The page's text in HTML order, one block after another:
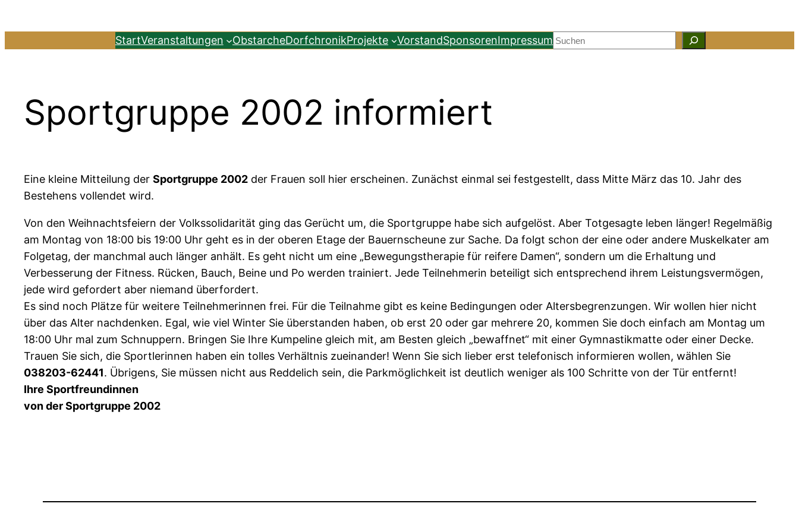
Inhalt
StartVeranstaltungen ObstarcheDorfchronikProjekte VorstandSponsorenImpressum Suchen
Sportgruppe 2002 informiert
Eine kleine Mitteilung der Sportgruppe 2002 der Frauen soll hier erscheinen. Zunächst einmal sei festgestellt, dass Mitte März das 10. Jahr des
Bestehens vollendet wird.
Von den Weihnachtsfeiern der Volkssolidarität ging das Gerücht um, die Sportgruppe habe sich aufgelöst. Aber Totgesagte leben länger! Regelmäßig
am Montag von 18:00 bis 19:00 Uhr geht es in der oberen Etage der Bauernscheune zur Sache. Da folgt schon der eine oder andere Muskelkater am
Folgetag, der manchmal auch länger anhält. Es geht nicht um eine „Bewegungstherapie für reifere Damen“, sondern um die Erhaltung und
Verbesserung der Fitness. Rücken, Bauch, Beine und Po werden trainiert. Jede Teilnehmerin beteiligt sich entsprechend ihrem Leistungsvermögen,
jede wird gefordert aber niemand überfordert.
Es sind noch Plätze für weitere Teilnehmerinnen frei. Für die Teilnahme gibt es keine Bedingungen oder Altersbegrenzungen. Wir wollen hier nicht
über das Alter nachdenken. Egal, wie viel Winter Sie überstanden haben, ob erst 20 oder gar mehrere 20, kommen Sie doch einfach am Montag um
18:00 Uhr mal zum Schnuppern. Bringen Sie Ihre Kumpeline gleich mit, am Besten gleich „bewaffnet“ mit einer Gymnastikmatte oder einer Decke.
Trauen Sie sich, die Sportlerinnen haben ein tolles Verhältnis zueinander! Wenn Sie sich lieber erst telefonisch informieren wollen, wählen Sie
038203-62441. Übrigens, Sie müssen nicht aus Reddelich sein, die Parkmöglichkeit ist deutlich weniger als 100 Schritte von der Tür entfernt!
Ihre Sportfreundinnen
von der Sportgruppe 2002